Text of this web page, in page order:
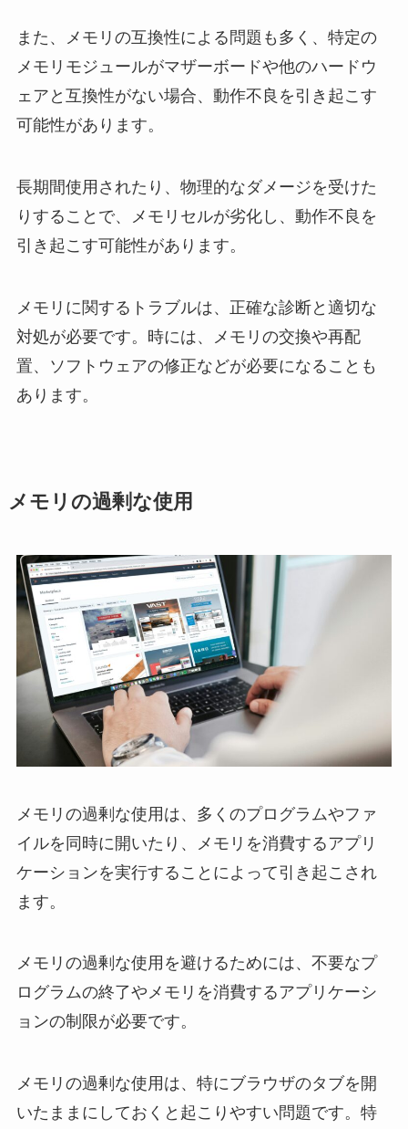
また、メモリの互換性による問題も多く、特定の
メモリモジュールがマザーボードや他のハードウ
ェアと互換性がない場合、動作不良を引き起こす
可能性があります。
長期間使用されたり、物理的なダメージを受けた
りすることで、メモリセルが劣化し、動作不良を
引き起こす可能性があります。
メモリに関するトラブルは、正確な診断と適切な
対処が必要です。時には、メモリの交換や再配
置、ソフトウェアの修正などが必要になることも
あります。
メモリの過剰な使用
メモリの過剰な使用は、多くのプログラムやファ
イルを同時に開いたり、メモリを消費するアプリ
ケーションを実行することによって引き起こされ
ます。
メモリの過剰な使用を避けるためには、不要なプ
ログラムの終了やメモリを消費するアプリケーシ
ョンの制限が必要です。
メモリの過剰な使用は、特にブラウザのタブを開
いたままにしておくと起こりやすい問題です。特